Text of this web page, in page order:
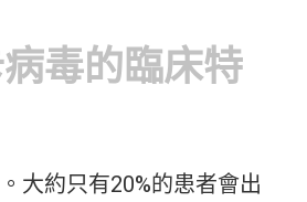
毒的臨床特
大約只有20%的患者會出